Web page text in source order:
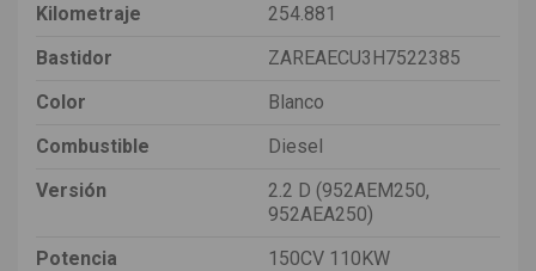
Kilometraje
254.881
Bastidor
ZAREAECU3H7522385
Color
Blanco
Combustible
Diesel
Versión
2.2 D (952AEM250,
952AEA250)
Potencia
150CV 110KW